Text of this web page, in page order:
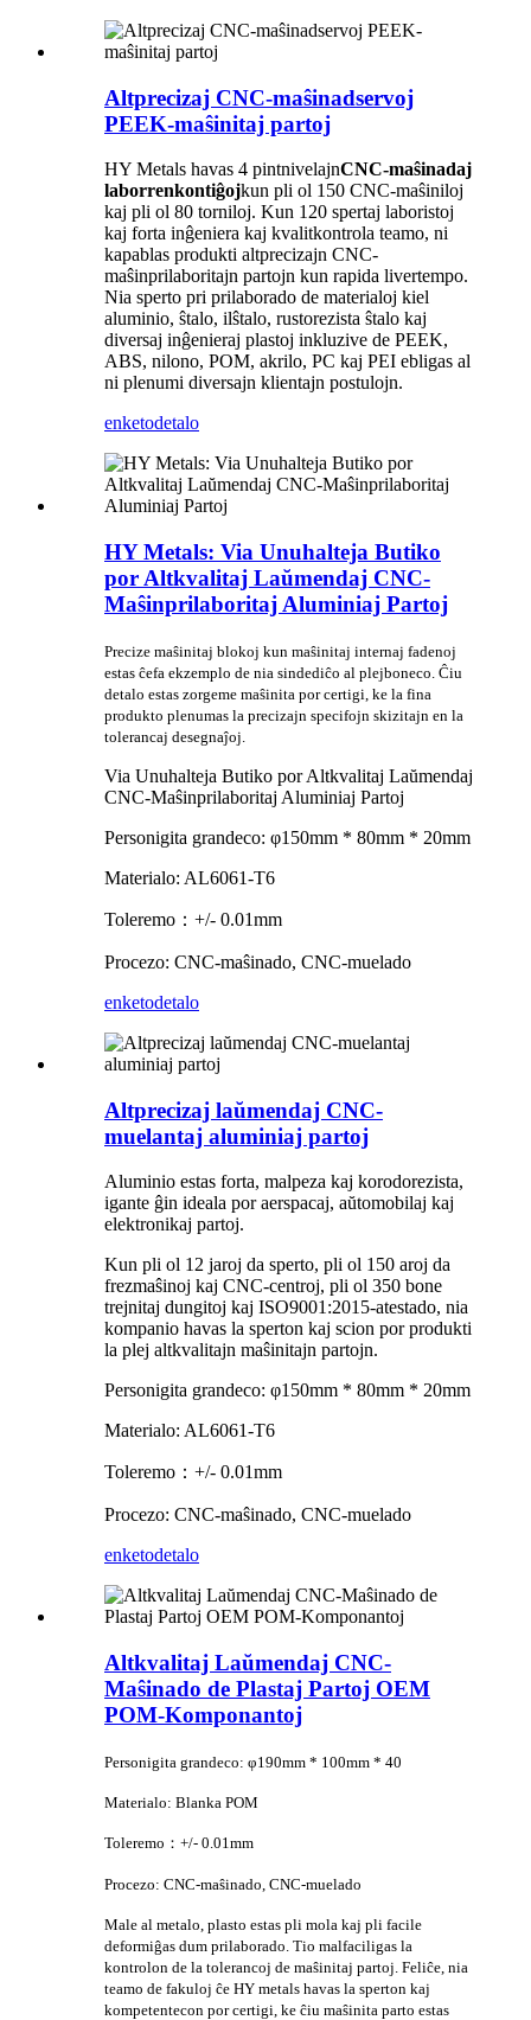
Altprecizaj CNC-maŝinadservoj
PEEK-maŝinitaj partoj
HY Metals havas 4 pintnivelajnCNC-maŝinadaj
laborrenkontiĝojkun pli ol 150 CNC-maŝiniloj
kaj pli ol 80 torniloj. Kun 120 spertaj laboristoj
kaj forta inĝeniera kaj kvalitkontrola teamo, ni
kapablas produkti altprecizajn CNC-
maŝinprilaboritajn partojn kun rapida livertempo.
Nia sperto pri prilaborado de materialoj kiel
aluminio, ŝtalo, ilŝtalo, rustorezista ŝtalo kaj
diversaj inĝenieraj plastoj inkluzive de PEEK,
ABS, nilono, POM, akrilo, PC kaj PEI ebligas al
ni plenumi diversajn klientajn postulojn.
enketodetalo
HY Metals: Via Unuhalteja Butiko
por Altkvalitaj Laŭmendaj CNC-
Maŝinprilaboritaj Aluminiaj Partoj
Precize maŝinitaj blokoj kun maŝinitaj internaj fadenoj
estas ĉefa ekzemplo de nia sindediĉo al plejboneco. Ĉiu
detalo estas zorgeme maŝinita por certigi, ke la fina
produkto plenumas la precizajn specifojn skizitajn en la
tolerancaj desegnaĵoj.
Via Unuhalteja Butiko por Altkvalitaj Laŭmendaj
CNC-Maŝinprilaboritaj Aluminiaj Partoj
Personigita grandeco: φ150mm * 80mm * 20mm
Materialo: AL6061-T6
Toleremo：+/- 0.01mm
Procezo: CNC-maŝinado, CNC-muelado
enketodetalo
Altprecizaj laŭmendaj CNC-
muelantaj aluminiaj partoj
Aluminio estas forta, malpeza kaj korodorezista,
igante ĝin ideala por aerspacaj, aŭtomobilaj kaj
elektronikaj partoj.
Kun pli ol 12 jaroj da sperto, pli ol 150 aroj da
frezmaŝinoj kaj CNC-centroj, pli ol 350 bone
trejnitaj dungitoj kaj ISO9001:2015-atestado, nia
kompanio havas la sperton kaj scion por produkti
la plej altkvalitajn maŝinitajn partojn.
Personigita grandeco: φ150mm * 80mm * 20mm
Materialo: AL6061-T6
Toleremo：+/- 0.01mm
Procezo: CNC-maŝinado, CNC-muelado
enketodetalo
Altkvalitaj Laŭmendaj CNC-
Maŝinado de Plastaj Partoj OEM
POM-Komponantoj
Personigita grandeco: φ190mm * 100mm * 40
Materialo: Blanka POM
Toleremo：+/- 0.01mm
Procezo: CNC-maŝinado, CNC-muelado
Male al metalo, plasto estas pli mola kaj pli facile
deformiĝas dum prilaborado. Tio malfaciligas la
kontrolon de la tolerancoj de maŝinitaj partoj. Feliĉe, nia
teamo de fakuloj ĉe HY metals havas la sperton kaj
kompetentecon por certigi, ke ĉiu maŝinita parto estas